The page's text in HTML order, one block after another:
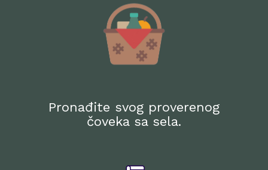
Pronađite svog proverenog
čoveka sa sela.